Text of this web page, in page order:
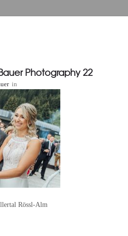
Photography 22
in
Rössl-Alm